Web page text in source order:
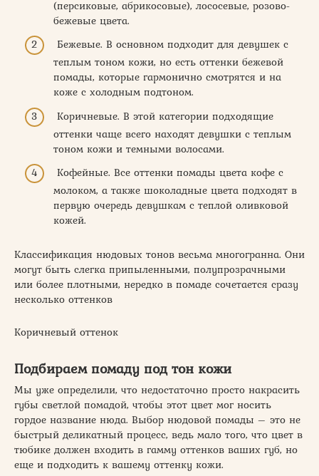
(персиковые, абрикосовые), лососевые, розово-
бежевые цвета.
Бежевые. В основном подходит для девушек с
теплым тоном кожи, но есть оттенки бежевой
помады, которые гармонично смотрятся и на
коже с холодным подтоном.
Коричневые. В этой категории подходящие
оттенки чаще всего находят девушки с теплым
тоном кожи и темными волосами.
Кофейные. Все оттенки помады цвета кофе с
молоком, а также шоколадные цвета подходят в
первую очередь девушкам с теплой оливковой
кожей.
Классификация нюдовых тонов весьма многогранна. Они
могут быть слегка припыленными, полупрозрачными
или более плотными, нередко в помаде сочетается сразу
несколько оттенков
Коричневый оттенок
Подбираем помаду под тон кожи
Мы уже определили, что недостаточно просто накрасить
губы светлой помадой, чтобы этот цвет мог носить
гордое название нюда. Выбор нюдовой помады – это не
быстрый деликатный процесс, ведь мало того, что цвет в
тюбике должен входить в гамму оттенков ваших губ, но
еще и подходить к вашему оттенку кожи.